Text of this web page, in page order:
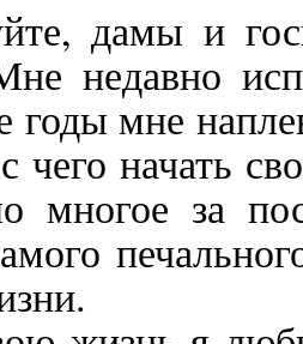
дамы и
недавно
годы мне
чего начать
многое за